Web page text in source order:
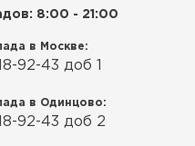
8:00 - 21:00
в Москве:
92-43 доб 1
в Одинцово:
92-43 доб 2